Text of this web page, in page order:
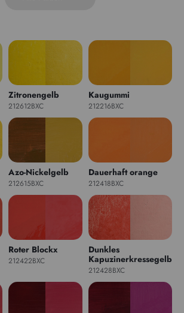
Zitronengelb
212612BXC
Kaugummi
212216BXC
Azo-Nickelgelb
212615BXC
Dauerhaft orange
212418BXC
Roter Blockx
212422BXC
Dunkles
Kapuzinerkressegelb
212428BXC